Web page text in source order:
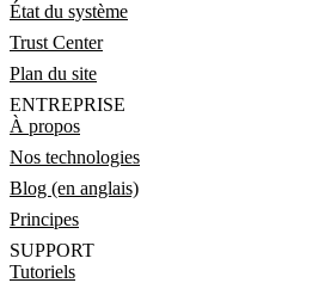
État du système
Trust Center
Plan du site
ENTREPRISE
À propos
Nos technologies
Blog (en anglais)
Principes
SUPPORT
Tutoriels